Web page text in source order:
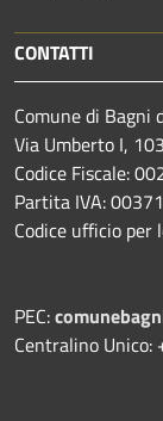
CONTATTI
Comune di Bagni
Via Umberto I,
Codice Fiscale:
Partita IVA:
Codice ufficio per
PEC:
Centralino